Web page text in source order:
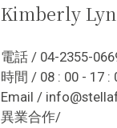
Kimberly
電話 / 04-2355-
時間 / 08 : 00 - 17 :
Email /
異業合作/